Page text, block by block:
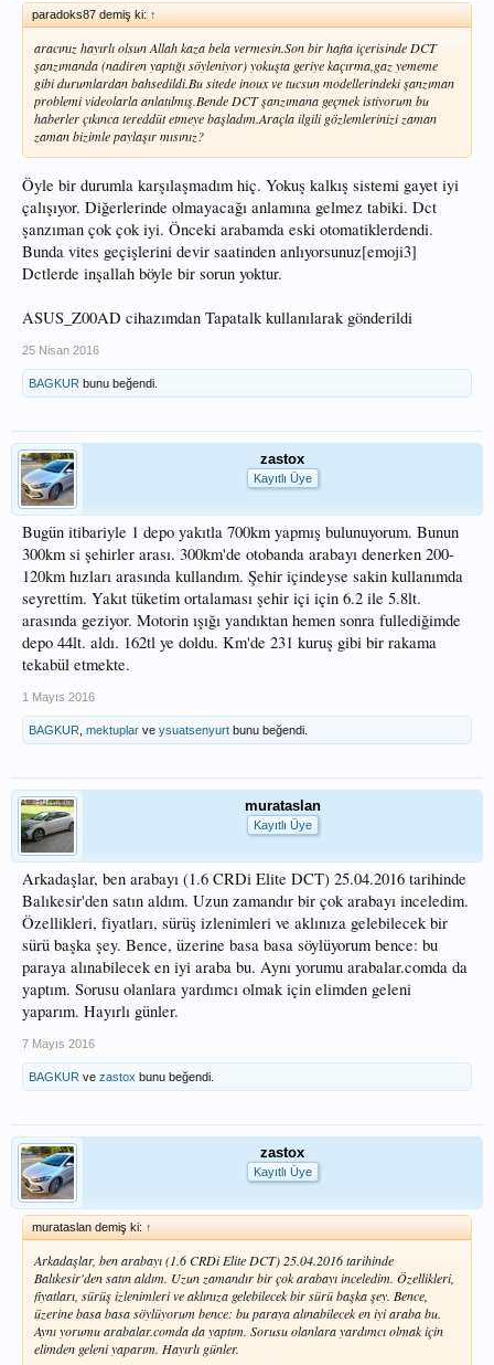
paradoks87 demiş ki: ↑
aracınız hayırlı olsun Allah kaza bela vermesin.Son bir hafta içerisinde DCT
şanzımanda (nadiren yaptığı söyleniyor) yokuşta geriye kaçırma,gaz yememe
gibi durumlardan bahsedildi.Bu sitede inoux ve tucsun modellerindeki şanzıman
problemi videolarla anlatılmış.Bende DCT şanzımana geçmek istiyorum bu
haberler çıkınca tereddüt etmeye başladım.Araçla ilgili gözlemlerinizi zaman
zaman bizimle paylaşır mısınız?
Öyle bir durumla karşılaşmadım hiç. Yokuş kalkış sistemi gayet iyi
çalışıyor. Diğerlerinde olmayacağı anlamına gelmez tabiki. Dct
şanzıman çok çok iyi. Önceki arabamda eski otomatiklerdendi.
Bunda vites geçişlerini devir saatinden anlıyorsunuz[emoji3]
Dctlerde inşallah böyle bir sorun yoktur.
ASUS_Z00AD cihazımdan Tapatalk kullanılarak gönderildi
25 Nisan 2016
BAGKUR bunu beğendi.
zastox
Kayıtlı Üye
Bugün itibariyle 1 depo yakıtla 700km yapmış bulunuyorum. Bunun
300km si şehirler arası. 300km'de otobanda arabayı denerken 200-
120km hızları arasında kullandım. Şehir içindeyse sakin kullanımda
seyrettim. Yakıt tüketim ortalaması şehir içi için 6.2 ile 5.8lt.
arasında geziyor. Motorin ışığı yandıktan hemen sonra fullediğimde
depo 44lt. aldı. 162tl ye doldu. Km'de 231 kuruş gibi bir rakama
tekabül etmekte.
1 Mayıs 2016
BAGKUR mektuplar ve ysuatsenyurt bunu beğendi.
murataslan
Kayıtlı Üye
Arkadaşlar, ben arabayı (1.6 CRDi Elite DCT) 25.04.2016 tarihinde
Balıkesir'den satın aldım. Uzun zamandır bir çok arabayı inceledim.
Özellikleri, fiyatları, sürüş izlenimleri ve aklınıza gelebilecek bir
sürü başka şey. Bence, üzerine basa basa söylüyorum bence: bu
paraya alınabilecek en iyi araba bu. Aynı yorumu arabalar.comda da
yaptım. Sorusu olanlara yardımcı olmak için elimden geleni
yaparım. Hayırlı günler.
7 Mayıs 2016
BAGKUR ve zastox bunu beğendi.
zastox
Kayıtlı Üye
murataslan demiş ki: ↑
Arkadaşlar, ben arabayı (1.6 CRDi Elite DCT) 25.04.2016 tarihinde
Balıkesir'den satın aldım. Uzun zamandır bir çok arabayı inceledim. Özellikleri,
fiyatları, sürüş izlenimleri ve aklınıza gelebilecek bir sürü başka şey. Bence,
üzerine basa basa söylüyorum bence: bu paraya alınabilecek en iyi araba bu.
Aynı yorumu arabalar.comda da yaptım. Sorusu olanlara yardımcı olmak için
elimden geleni yaparım. Hayırlı günler.